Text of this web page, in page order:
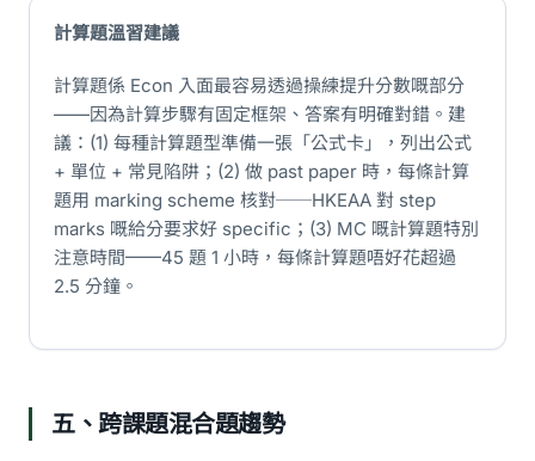
計算題溫習建議
計算題係 Econ 入面最容易透過操練提升分數嘅部分
——因為計算步驟有固定框架、答案有明確對錯。建
議：(1) 每種計算題型準備一張「公式卡」，列出公式
+ 單位 + 常見陷阱；(2) 做 past paper 時，每條計算
題用 marking scheme 核對──HKEAA 對 step
marks 嘅給分要求好 specific；(3) MC 嘅計算題特別
注意時間——45 題 1 小時，每條計算題唔好花超過
2.5 分鐘。
五、跨課題混合題趨勢